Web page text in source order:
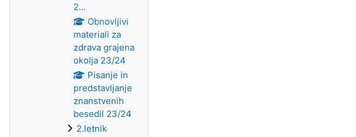
2...
Obnovljivi
materiali za
zdrava grajena
okolja 23/24
Pisanje in
predstavljanje
znanstvenih
besedil 23/24
2.letnik